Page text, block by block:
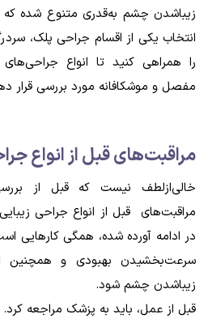
زیباشدن چشم به‌قدری متنوع شده
انتخاب یکی از اقسام جراحی پلک،
را همراهی کنید تا انواع
مفصل و موشکافانه مورد بررسی قرار
مراقبت‌های قبل از انواع
خالی‌ازلطف نیست که قبل از
مراقبت‌های قبل از انواع جراحی
در ادامه آورده شده، همگی کار‌هایی
سرعت‌بخشیدن بهبودی و همچنین
زیباشدن چشم شود.
قبل از عمل، باید به پزشک مراجعه